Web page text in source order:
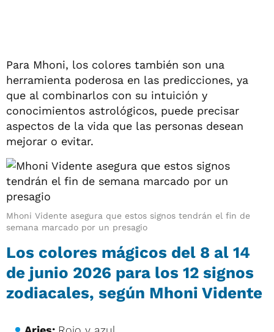
Para Mhoni, los colores también son una
herramienta poderosa en las predicciones, ya
que al combinarlos con su intuición y
conocimientos astrológicos, puede precisar
aspectos de la vida que las personas desean
mejorar o evitar.
Mhoni Vidente asegura que estos signos tendrán el fin de
semana marcado por un presagio
Los colores mágicos del 8 al 14
de junio 2026 para los 12 signos
zodiacales, según Mhoni Vidente